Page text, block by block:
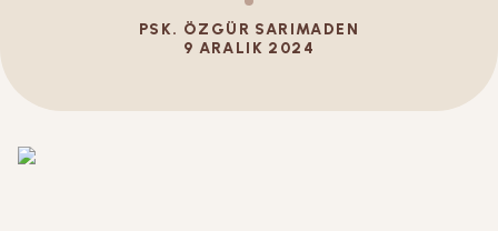
PSK. ÖZGÜR SARIMADEN
9 ARALIK 2024